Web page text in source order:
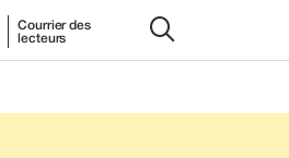
Courrier des
lecteurs